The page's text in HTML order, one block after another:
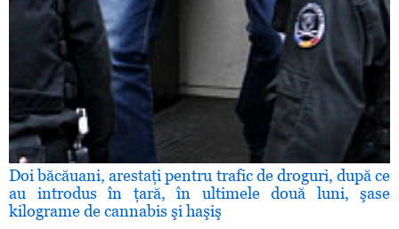
Doi băcăuani, arestaţi pentru trafic de droguri, după ce
au introdus în ţară, în ultimele două luni, şase
kilograme de cannabis şi haşiş